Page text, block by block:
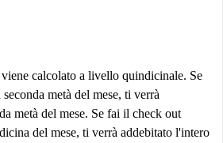
calcolato a livello quindicinale. Se
metà del mese, ti verrà
metà del mese. Se fai il check out
del mese, ti verrà addebitato l'intero